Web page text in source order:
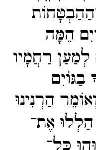
הֵמָּה
רַחֲמָיו
וְאוֹמֵר הַרְנִינוּ
אֶת־​
כָּל־​